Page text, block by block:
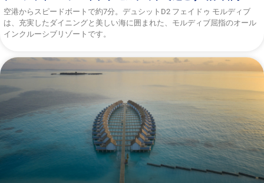
空港からスピードボートで約7分。デュシットD2 フェイドゥ モルディブ
は、充実したダイニングと美しい海に囲まれた、モルディブ屈指のオール
インクルーシブリゾートです。